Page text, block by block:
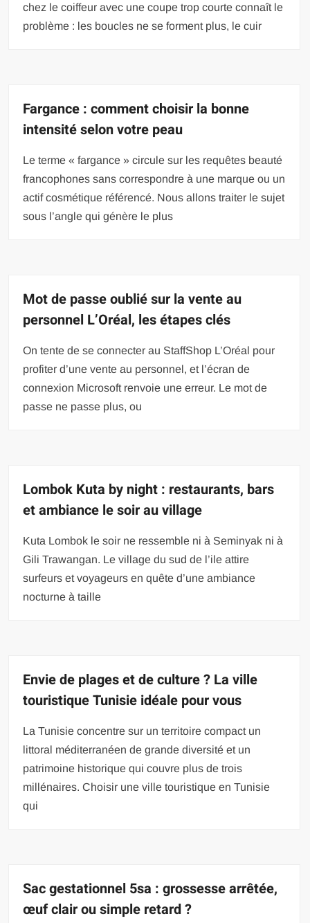
chez le coiffeur avec une coupe trop courte connaît le
problème : les boucles ne se forment plus, le cuir
Fargance : comment choisir la bonne
intensité selon votre peau
Le terme « fargance » circule sur les requêtes beauté
francophones sans correspondre à une marque ou un
actif cosmétique référencé. Nous allons traiter le sujet
sous l’angle qui génère le plus
Mot de passe oublié sur la vente au
personnel L’Oréal, les étapes clés
On tente de se connecter au StaffShop L’Oréal pour
profiter d’une vente au personnel, et l’écran de
connexion Microsoft renvoie une erreur. Le mot de
passe ne passe plus, ou
Lombok Kuta by night : restaurants, bars
et ambiance le soir au village
Kuta Lombok le soir ne ressemble ni à Seminyak ni à
Gili Trawangan. Le village du sud de l’ile attire
surfeurs et voyageurs en quête d’une ambiance
nocturne à taille
Envie de plages et de culture ? La ville
touristique Tunisie idéale pour vous
La Tunisie concentre sur un territoire compact un
littoral méditerranéen de grande diversité et un
patrimoine historique qui couvre plus de trois
millénaires. Choisir une ville touristique en Tunisie
qui
Sac gestationnel 5sa : grossesse arrêtée,
œuf clair ou simple retard ?